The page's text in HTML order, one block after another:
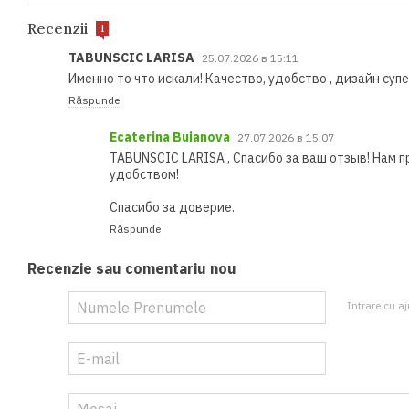
Recenzii 1
TABUNSCIC LARISA 25.07.2026 в 15:11
Именно то что искали! Качество, удобство , дизайн
Răspunde
Ecaterina Buianova 27.07.2026 в 15:07
TABUNSCIC LARISA , Спасибо за ваш отзыв! Нам
удобством!
Спасибо за доверие.
Răspunde
Recenzie sau comentariu nou
Intrare cu